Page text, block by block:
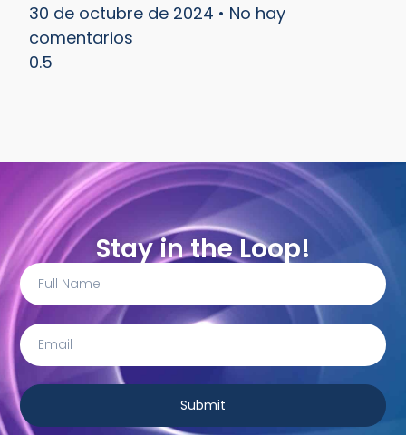
30 de octubre de 2024
No hay
comentarios
Stay in the Loop!
Submit